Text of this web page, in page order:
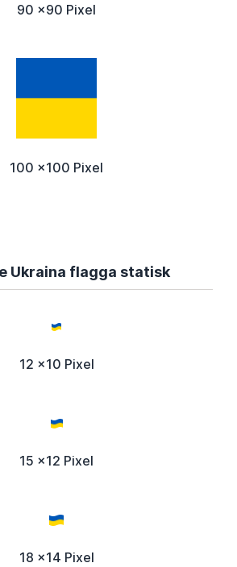
90 x90 Pixel
100 x100 Pixel
Ukraina flagga statisk
12 x10 Pixel
15 x12 Pixel
18 x14 Pixel